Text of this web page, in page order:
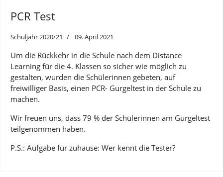
PCR Test
Schuljahr 2020/21 09. April 2021
Um die Rückkehr in die Schule nach dem Distance
Learning für die 4. Klassen so sicher wie möglich zu
gestalten, wurden die Schülerinnen gebeten, auf
freiwilliger Basis, einen PCR- Gurgeltest in der Schule zu
machen.
Wir freuen uns, dass 79 % der Schülerinnen am Gurgeltest
teilgenommen haben.
P.S.: Aufgabe für zuhause: Wer kennt die Tester?